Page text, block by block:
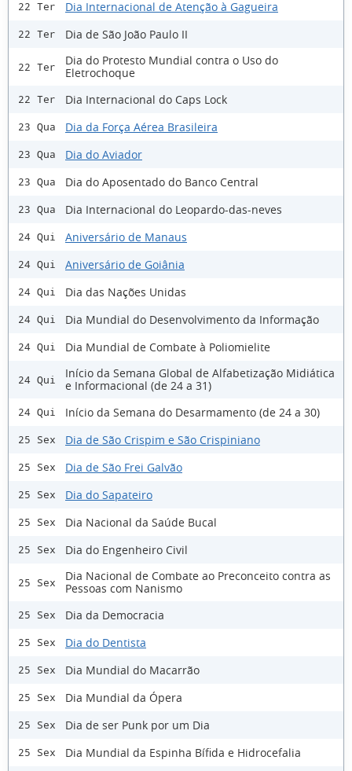
22 Ter Dia Internacional de Atenção à Gagueira
22 Ter Dia de São João Paulo II
22 Ter
Dia do Protesto Mundial contra o Uso do
Eletrochoque
22 Ter Dia Internacional do Caps Lock
23 Qua Dia da Força Aérea Brasileira
23 Qua Dia do Aviador
23 Qua Dia do Aposentado do Banco Central
23 Qua Dia Internacional do Leopardo-das-neves
24 Qui Aniversário de Manaus
24 Qui Aniversário de Goiânia
24 Qui Dia das Nações Unidas
24 Qui Dia Mundial do Desenvolvimento da Informação
24 Qui Dia Mundial de Combate à Poliomielite
24 Qui
Início da Semana Global de Alfabetização Midiática
e Informacional (de 24 a 31)
24 Qui Início da Semana do Desarmamento (de 24 a 30)
25 Sex Dia de São Crispim e São Crispiniano
25 Sex Dia de São Frei Galvão
25 Sex Dia do Sapateiro
25 Sex Dia Nacional da Saúde Bucal
25 Sex Dia do Engenheiro Civil
25 Sex
Dia Nacional de Combate ao Preconceito contra as
Pessoas com Nanismo
25 Sex Dia da Democracia
25 Sex Dia do Dentista
25 Sex Dia Mundial do Macarrão
25 Sex Dia Mundial da Ópera
25 Sex Dia de ser Punk por um Dia
25 Sex Dia Mundial da Espinha Bífida e Hidrocefalia